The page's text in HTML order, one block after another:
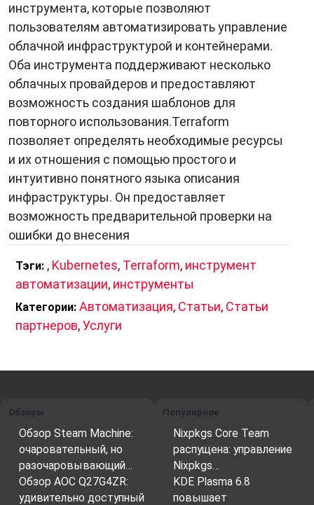
инструмента, которые позволяют
пользователям автоматизировать управление
облачной инфраструктурой и контейнерами.
Оба инструмента поддерживают несколько
облачных провайдеров и предоставляют
возможность создания шаблонов для
повторного использования.Terraform
позволяет определять необходимые ресурсы
и их отношения с помощью простого и
интуитивно понятного языка описания
инфраструктуры. Он предоставляет
возможность предварительной проверки на
ошибки до внесения
Тэги: , Kubernetes, Terraform, инструмент
автоматизации, инструменты
Категории: Автоматизация, Статьи, Статьи
партнеров,Услуги
Обзоры
Обзор Steam Machine:
очаровательный, но
разочаровывающий…
Обзор AOC Q27G4ZR:
удивительно доступный
Популярное
Nixpkgs Core Team
распущена: управление
Nixpkgs…
KDE Plasma 6.8
повышает